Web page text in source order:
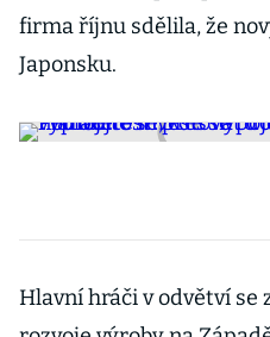
firma říjnu sdělila, že
Japonsku.
Hlavní hráči v odvětví se